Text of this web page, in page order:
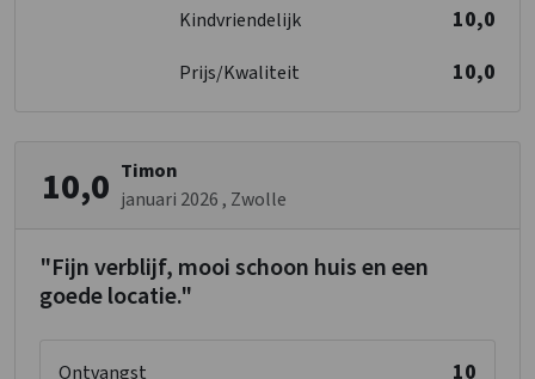
Wellness
Whirlpool/Hottub
Kinderfaciliteiten
Kinderbedjes: 1
Kinderstoel
Kindvriendelijk 10,0
Prijs/Kwaliteit 10,0
10,0 Timon
januari 2026, Zwolle
"Fijn verblijf, mooi schoon huis en een
goede locatie."
Ontvangst 10